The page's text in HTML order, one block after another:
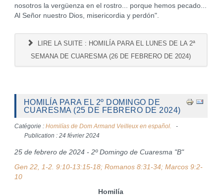
nosotros la vergüenza en el rostro... porque hemos pecado...
Al Señor nuestro Dios, misericordia y perdón".
LIRE LA SUITE : HOMILÍA PARA EL LUNES DE LA 2ª
SEMANA DE CUARESMA (26 DE FEBRERO DE 2024)
HOMILÍA PARA EL 2º DOMINGO DE
CUARESMA (25 DE FEBRERO DE 2024)
Catégorie : Homilías de Dom Armand Veilleux en español.
Publication : 24 février 2024
25 de febrero de 2024 - 2º Domingo de Cuaresma "B"
Gen 22, 1-2. 9:10-13:15-18; Romanos 8:31-34; Marcos 9:2-
10
Homilía